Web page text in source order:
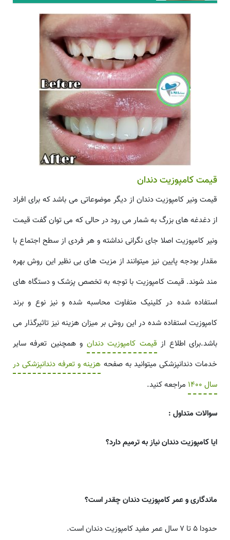
قیمت کامپوزیت دندان
قیمت ونیر کامپوزیت دندان از دیگر موضوعاتی می باشد که برای افراد
از دغدغه های بزرگ به شمار می رود در حالی که می توان گفت قیمت
ونیر کامپوزیت اصلا جای نگرانی نداشته و هر فردی از سطح اجتماع با
مقدار بودجه پایین نیز میتوانند از مزیت های بی نظیر این روش بهره
مند شوند. قیمت کامپوزیت با توجه به تخصص پزشک و دستگاه های
استفاده شده در کلینیک متفاوت محاسبه شده و نیز نوع و برند
کامپوزیت استفاده شده در این روش بر میزان هزینه نیز تاثیرگذار می
باشد.برای اطلاع از قیمت کامپوزیت دندان و همچنین تعرفه سایر
خدمات دندانپزشکی میتوانید به صفحه هزینه و تعرفه دندانپزشکی در
سال 1400
مراجعه کنید.
سوالات متداول :
ایا کامپوزیت دندان نیاز به ترمیم دارد؟
ماندگاری و عمر کامپوزیت دندانچقدر است؟
حدودا 5 تا 7 سال عمر مفید کامپوزیت دندان است.